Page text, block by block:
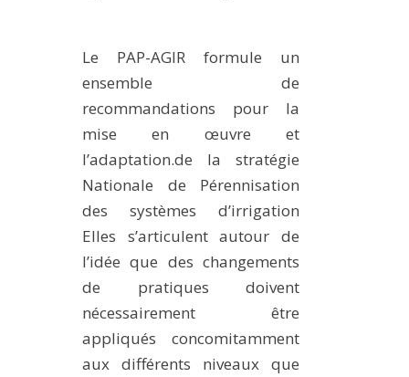
WORKING PAPERS
NOTES THÉMATIQUES
NOS TRAVAUX EN VIDÉO
Le PAP-AGIR formule un
ensemble de
recommandations pour la
mise en œuvre et
l’adaptation.de la stratégie
Nationale de Pérennisation
des systèmes d’irrigation
Elles s’articulent autour de
l’idée que des changements
de pratiques doivent
nécessairement être
appliqués concomitamment
aux différents niveaux que